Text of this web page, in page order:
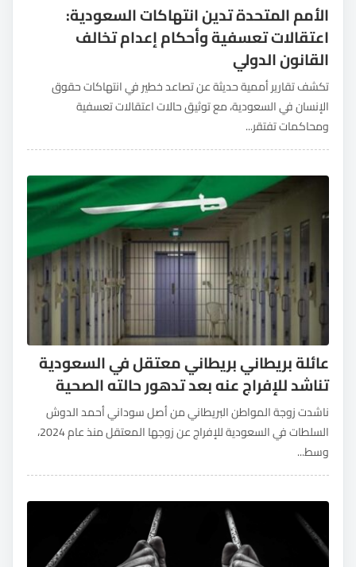
الأمم المتحدة تدين انتهاكات السعودية:
اعتقالات تعسفية وأحكام إعدام تخالف
القانون الدولي
تكشف تقارير أممية حديثة عن تصاعد خطير في انتهاكات حقوق
الإنسان في السعودية، مع توثيق حالات اعتقالات تعسفية
ومحاكمات تفتقر...
عائلة بريطاني بريطاني معتقل في السعودية
تناشد للإفراج عنه بعد تدهور حالته الصحية
ناشدت زوجة المواطن البريطاني من أصل سوداني أحمد الدوش
السلطات في السعودية للإفراج عن زوجها المعتقل منذ عام 2024،
وسط...